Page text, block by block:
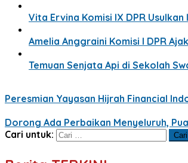
Vita Ervina Komisi IX DPR
Amelia Anggraini Komisi I DPR
Temuan Senjata Api di Sekolah
Peresmian Yayasan Hijrah Financial
Dorong Ada Perbaikan Menyeluruh,
Cari untuk: